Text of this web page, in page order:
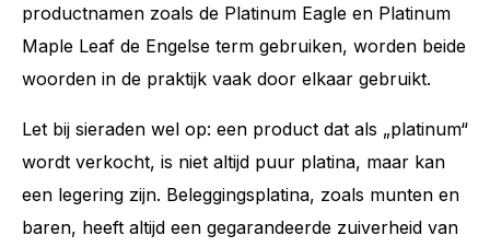
productnamen zoals de Platinum Eagle en Platinum
Maple Leaf de Engelse term gebruiken, worden beide
woorden in de praktijk vaak door elkaar gebruikt.
Let bij sieraden wel op: een product dat als „platinum“
wordt verkocht, is niet altijd puur platina, maar kan
een legering zijn. Beleggingsplatina, zoals munten en
baren, heeft altijd een gegarandeerde zuiverheid van